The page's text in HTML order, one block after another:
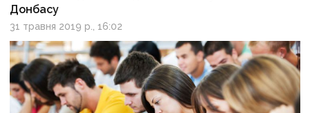
Донбасу
31 травня 2019 р., 16:02